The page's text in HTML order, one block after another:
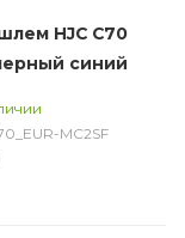
HJC C70
синий
MC2SF